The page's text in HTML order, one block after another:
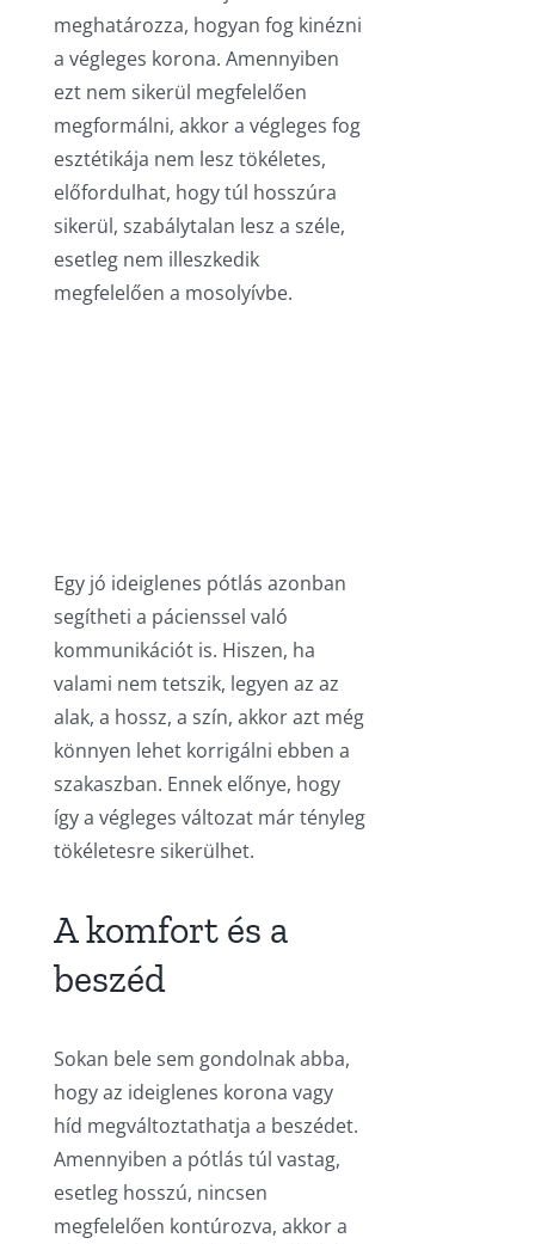
meghatározza, hogyan fog kinézni
a végleges korona. Amennyiben
ezt nem sikerül megfelelően
megformálni, akkor a végleges fog
esztétikája nem lesz tökéletes,
előfordulhat, hogy túl hosszúra
sikerül, szabálytalan lesz a széle,
esetleg nem illeszkedik
megfelelően a mosolyívbe.
Egy jó ideiglenes pótlás azonban
segítheti a pácienssel való
kommunikációt is. Hiszen, ha
valami nem tetszik, legyen az az
alak, a hossz, a szín, akkor azt még
könnyen lehet korrigálni ebben a
szakaszban. Ennek előnye, hogy
így a végleges változat már tényleg
tökéletesre sikerülhet.
A komfort és a
beszéd
Sokan bele sem gondolnak abba,
hogy az ideiglenes korona vagy
híd megváltoztathatja a beszédet.
Amennyiben a pótlás túl vastag,
esetleg hosszú, nincsen
megfelelően kontúrozva, akkor a